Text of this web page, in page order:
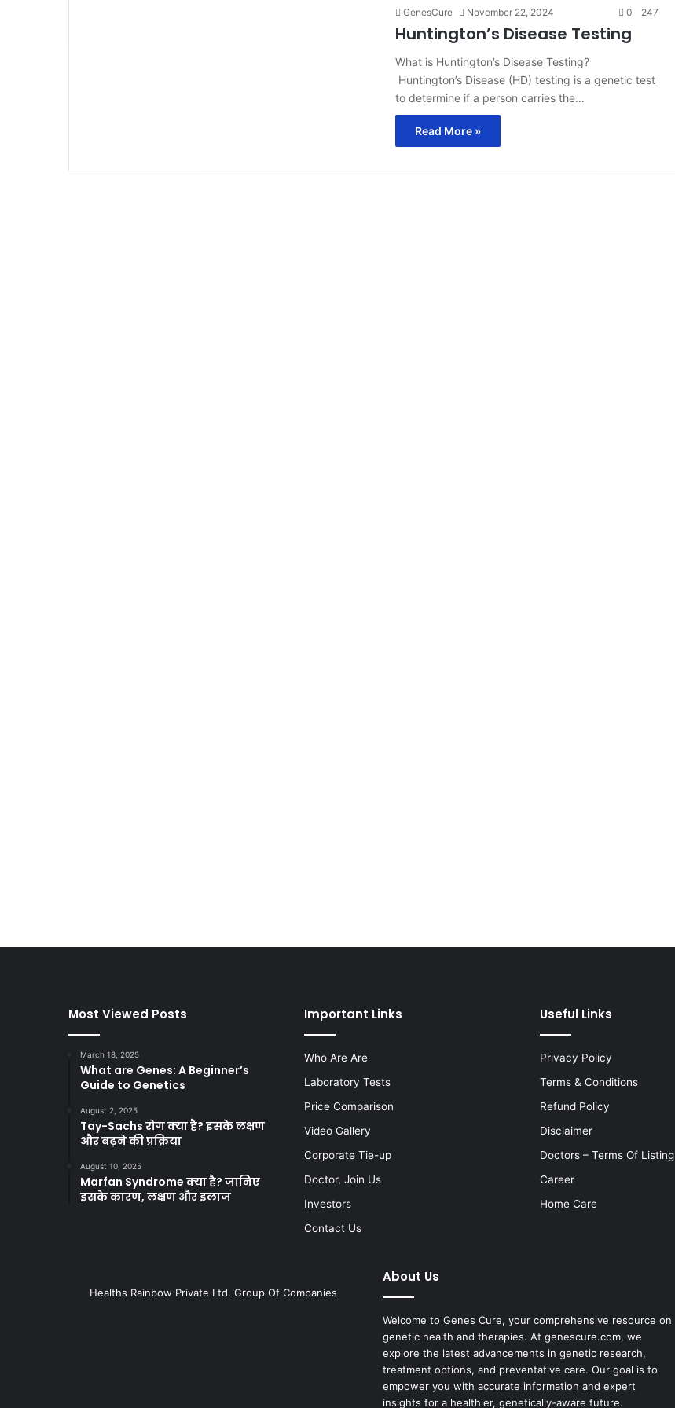
GenesCure November 22, 2024 0 247
Huntington’s Disease Testing
What is Huntington’s Disease Testing?
Huntington’s Disease (HD) testing is a genetic test
to determine if a person carries the…
Read More »
Most Viewed Posts
March 18, 2025
What are Genes: A Beginner’s
Guide to Genetics
August 2, 2025
Tay-Sachs रोग क्या है? इसके लक्षण
और बढ़ने की प्रक्रिया
August 10, 2025
Marfan Syndrome क्या है? जानिए
इसके कारण, लक्षण और इलाज
Important Links
Who Are Are
Laboratory Tests
Price Comparison
Video Gallery
Corporate Tie-up
Doctor, Join Us
Investors
Contact Us
Useful Links
Privacy Policy
Terms & Conditions
Refund Policy
Disclaimer
Doctors – Terms Of Listing
Career
Home Care
Healths Rainbow Private Ltd. Group Of Companies
About Us
Welcome to Genes Cure, your comprehensive resource on
genetic health and therapies. At genescure.com, we
explore the latest advancements in genetic research,
treatment options, and preventative care. Our goal is to
empower you with accurate information and expert
insights for a healthier, genetically-aware future.